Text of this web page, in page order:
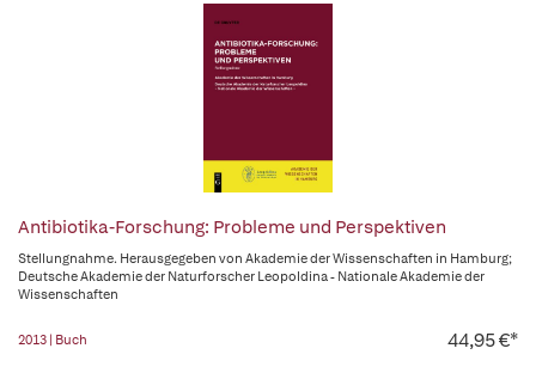
Antibiotika-Forschung: Probleme und Perspektiven
Stellungnahme. Herausgegeben von Akademie der Wissenschaften in Hamburg;
Deutsche Akademie der Naturforscher Leopoldina - Nationale Akademie der
Wissenschaften
2013 | Buch 44,95 €*